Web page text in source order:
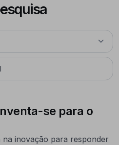
se para o
na inovação para responder